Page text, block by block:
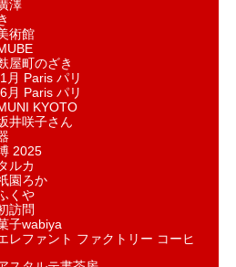
澤
術館
町のざき
月 Paris パリ
月 Paris パリ
KYOTO
井咲子さん
2025
ルカ
園ろか
くや
訪問
子wabiya
ファント ファクトリー コーヒ